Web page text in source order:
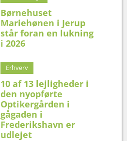
Børnehuset
Mariehønen i Jerup
står foran en lukning
i 2026
Erhverv
10 af 13 lejligheder i
den nyopførte
Optikergården i
gågaden i
Frederikshavn er
udlejet